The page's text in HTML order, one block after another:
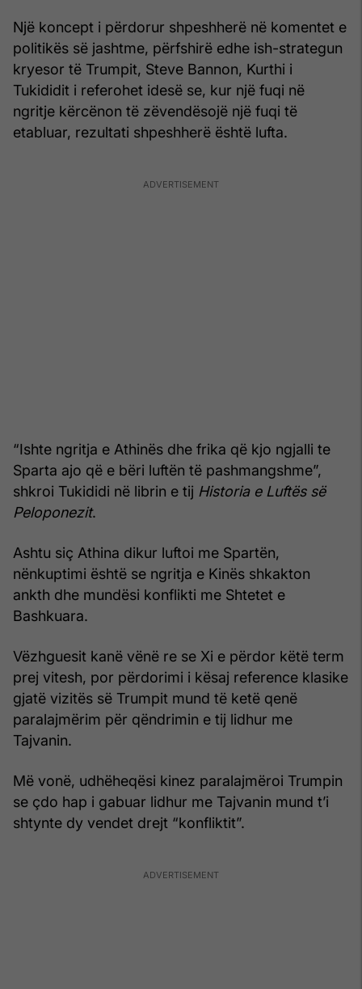
Një koncept i përdorur shpeshherë në komentet e
politikës së jashtme, përfshirë edhe ish-strategun
kryesor të Trumpit, Steve Bannon, Kurthi i
Tukididit i referohet idesë se, kur një fuqi në
ngritje kërcënon të zëvendësojë një fuqi të
etabluar, rezultati shpeshherë është lufta.
“Ishte ngritja e Athinës dhe frika që kjo ngjalli te
Sparta ajo që e bëri luftën të pashmangshme”,
shkroi Tukididi në librin e tij Historia e Luftës së
Peloponezit.
Ashtu siç Athina dikur luftoi me Spartën,
nënkuptimi është se ngritja e Kinës shkakton
ankth dhe mundësi konflikti me Shtetet e
Bashkuara.
Vëzhguesit kanë vënë re se Xi e përdor këtë term
prej vitesh, por përdorimi i kësaj reference klasike
gjatë vizitës së Trumpit mund të ketë qenë
paralajmërim për qëndrimin e tij lidhur me
Tajvanin.
Më vonë, udhëheqësi kinez paralajmëroi Trumpin
se çdo hap i gabuar lidhur me Tajvanin mund t’i
shtynte dy vendet drejt “konfliktit”.